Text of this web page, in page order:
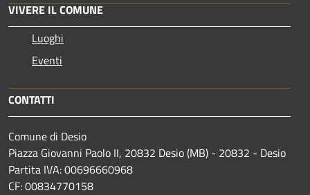
VIVERE IL COMUNE
Luoghi
Eventi
CONTATTI
Comune di Desio
Piazza Giovanni Paolo II, 20832 Desio (MB) - 20832 - Desio
Partita IVA: 00696660968
CF: 00834770158